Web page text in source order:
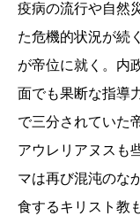
疫病の流行や自然
た危機的状況が続
が帝位に就く。内
面でも果断な指導
で三分されていた
アウレリアヌスも
マは再び混沌のな
食するキリスト教